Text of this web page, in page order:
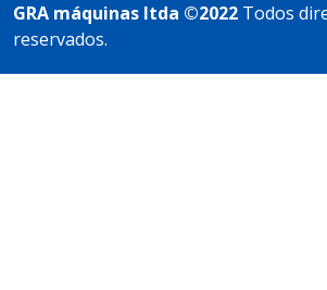
GRA máquinas ltda ©2022 Todos
reservados.